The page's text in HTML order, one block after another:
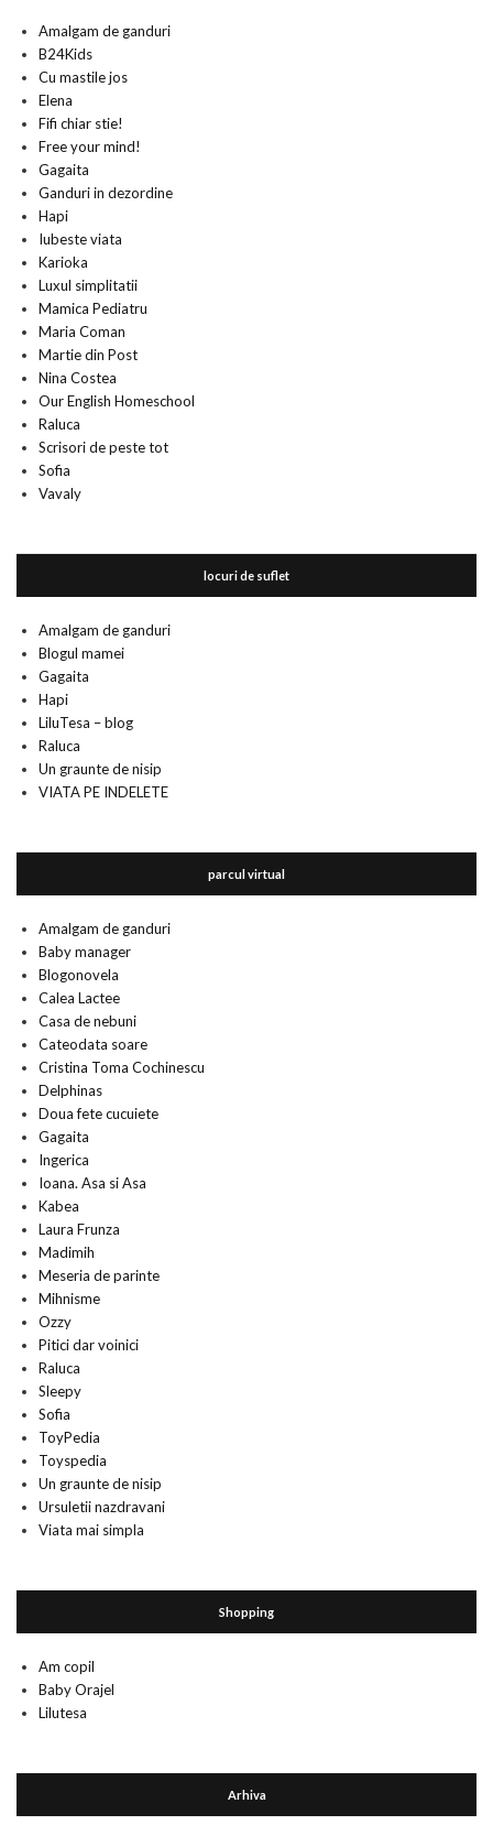
Amalgam de ganduri
B24Kids
Cu mastile jos
Elena
Fifi chiar stie!
Free your mind!
Gagaita
Ganduri in dezordine
Hapi
Iubeste viata
Karioka
Luxul simplitatii
Mamica Pediatru
Maria Coman
Martie din Post
Nina Costea
Our English Homeschool
Raluca
Scrisori de peste tot
Sofia
Vavaly
locuri de suflet
Amalgam de ganduri
Blogul mamei
Gagaita
Hapi
LiluTesa – blog
Raluca
Un graunte de nisip
VIATA PE INDELETE
parcul virtual
Amalgam de ganduri
Baby manager
Blogonovela
Calea Lactee
Casa de nebuni
Cateodata soare
Cristina Toma Cochinescu
Delphinas
Doua fete cucuiete
Gagaita
Ingerica
Ioana. Asa si Asa
Kabea
Laura Frunza
Madimih
Meseria de parinte
Mihnisme
Ozzy
Pitici dar voinici
Raluca
Sleepy
Sofia
ToyPedia
Toyspedia
Un graunte de nisip
Ursuletii nazdravani
Viata mai simpla
Shopping
Am copil
Baby Orajel
Lilutesa
Arhiva